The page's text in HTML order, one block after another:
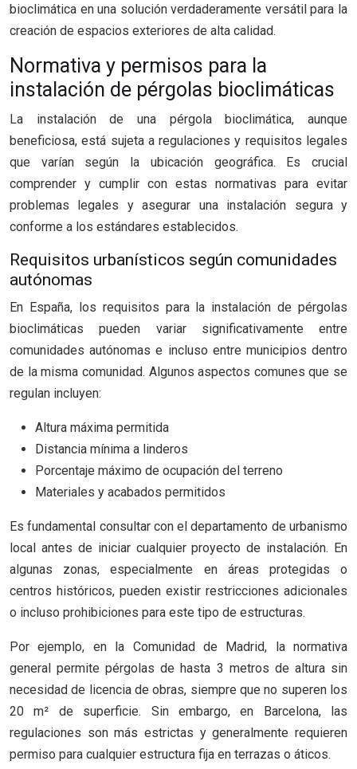
bioclimática en una solución verdaderamente versátil para la
creación de espacios exteriores de alta calidad.
Normativa y permisos para la
instalación de pérgolas bioclimáticas
La instalación de una pérgola bioclimática, aunque
beneficiosa, está sujeta a regulaciones y requisitos legales
que varían según la ubicación geográfica. Es crucial
comprender y cumplir con estas normativas para evitar
problemas legales y asegurar una instalación segura y
conforme a los estándares establecidos.
Requisitos urbanísticos según comunidades
autónomas
En España, los requisitos para la instalación de pérgolas
bioclimáticas pueden variar significativamente entre
comunidades autónomas e incluso entre municipios dentro
de la misma comunidad. Algunos aspectos comunes que se
regulan incluyen:
Altura máxima permitida
Distancia mínima a linderos
Porcentaje máximo de ocupación del terreno
Materiales y acabados permitidos
Es fundamental consultar con el departamento de urbanismo
local antes de iniciar cualquier proyecto de instalación. En
algunas zonas, especialmente en áreas protegidas o
centros históricos, pueden existir restricciones adicionales
o incluso prohibiciones para este tipo de estructuras.
Por ejemplo, en la Comunidad de Madrid, la normativa
general permite pérgolas de hasta 3 metros de altura sin
necesidad de licencia de obras, siempre que no superen los
20 m² de superficie. Sin embargo, en Barcelona, las
regulaciones son más estrictas y generalmente requieren
permiso para cualquier estructura fija en terrazas o áticos.